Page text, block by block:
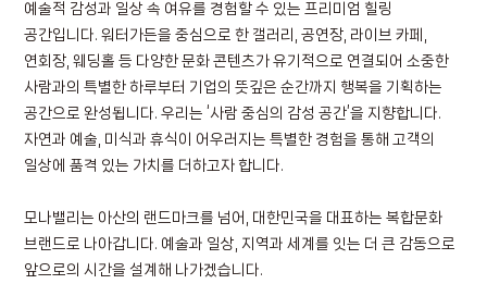
예술적 감성과 일상 속 여유를 경험할 수 있는 프리미엄 힐링
공간입니다. 워터가든을 중심으로 한 갤러리, 공연장, 라이브 카페,
연회장, 웨딩홀 등 다양한 문화 콘텐츠가 유기적으로 연결되어 소중한
사람과의 특별한 하루부터 기업의 뜻깊은 순간까지 행복을 기획하는
공간으로 완성됩니다. 우리는 ‘사람 중심의 감성 공간’을 지향합니다.
자연과 예술, 미식과 휴식이 어우러지는 특별한 경험을 통해 고객의
일상에 품격 있는 가치를 더하고자 합니다.
모나밸리는 아산의 랜드마크를 넘어,
대한민국을 대표하는 복합문화
브랜드로 나아갑니다. 예술과 일상, 지역과 세계를 잇는 더 큰 감동으로
앞으로의 시간을 설계해 나가겠습니다.